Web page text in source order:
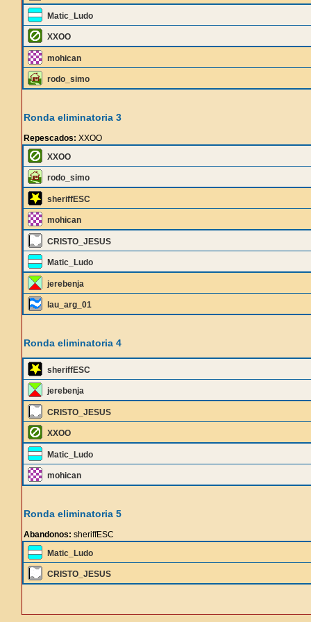
Matic_Ludo
XXOO
mohican
rodo_simo
Ronda eliminatoria 3
Repescados: XXOO
XXOO
rodo_simo
sheriffESC
mohican
CRISTO_JESUS
Matic_Ludo
jerebenja
lau_arg_01
Ronda eliminatoria 4
sheriffESC
jerebenja
CRISTO_JESUS
XXOO
Matic_Ludo
mohican
Ronda eliminatoria 5
Abandonos: sheriffESC
Matic_Ludo
CRISTO_JESUS